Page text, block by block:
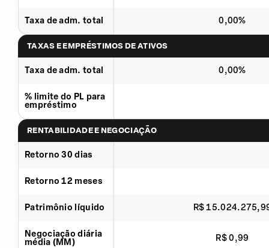
Taxa de adm. total 0,00%
TAXAS E EMPRÉSTIMOS DE ATIVOS
Taxa de adm. total 0,00%
% limite do PL para
empréstimo
RENTABILIDADE E NEGOCIAÇÃO
Retorno 30 dias
Retorno 12 meses
Patrimônio líquido R$
Negociação diária
média (MM)
R$ 0,99